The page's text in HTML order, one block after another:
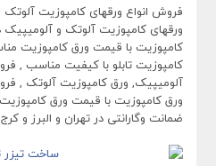
فروش انواع ورقهای کامپوزیت
ورقهای کامپوزیت آلوتک و
کامپوزیت با قیمت ورق کامپوزیت
کامپوزیت تابلو با کیفیت مناسب ,
آلومیپیک, ورق کامپوزیت آلوتک ,
ورق کامپوزیت با قیمت ورق کامپوزیت
ضمانت وگارانتی در تهران و البرز و